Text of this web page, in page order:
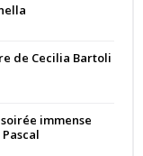
de Cecilia Bartoli
immense